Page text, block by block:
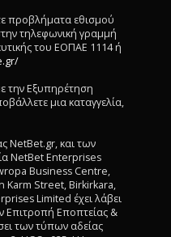
προβλήματα εθισμού
τηλεφωνική γραμμή
του ΕΟΠΑΕ 1114 ή
την Εξυπηρέτηση
μια καταγγελία,
NetBet.gr, και των
NetBet Enterprises
Business Centre,
Karm Street, Birkirkara,
Limited έχει λάβει
Επιτροπή Εποπτείας &
των τύπων αδείας